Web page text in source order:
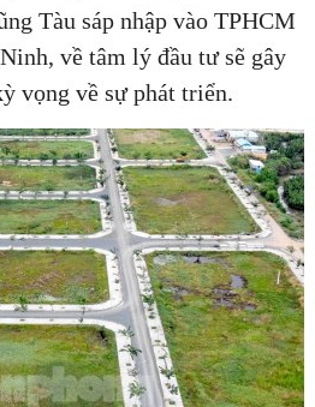
Tàu sáp nhập vào TPHCM
về tâm lý đầu tư sẽ gây
vọng về sự phát triển.